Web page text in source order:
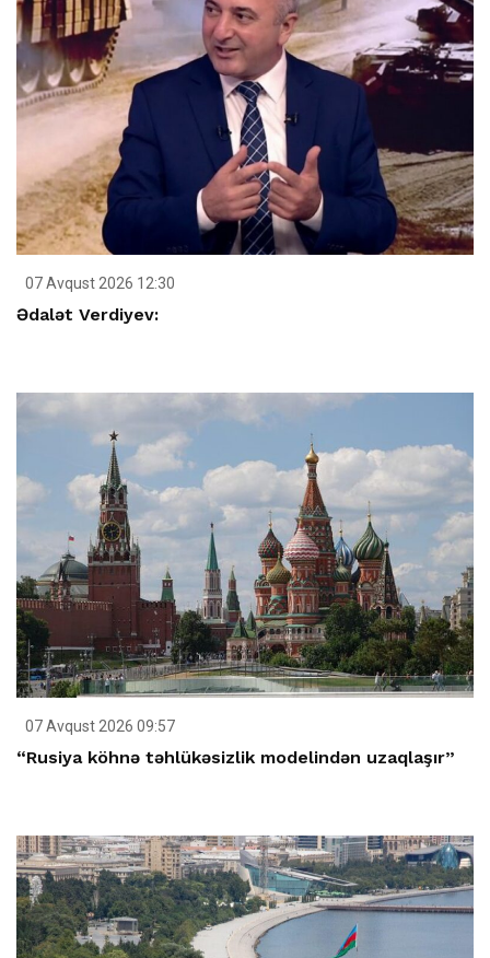
07 Avqust 2026 12:30
Ədalət Verdiyev:
07 Avqust 2026 09:57
“Rusiya köhnə təhlükəsizlik modelindən uzaqlaşır”